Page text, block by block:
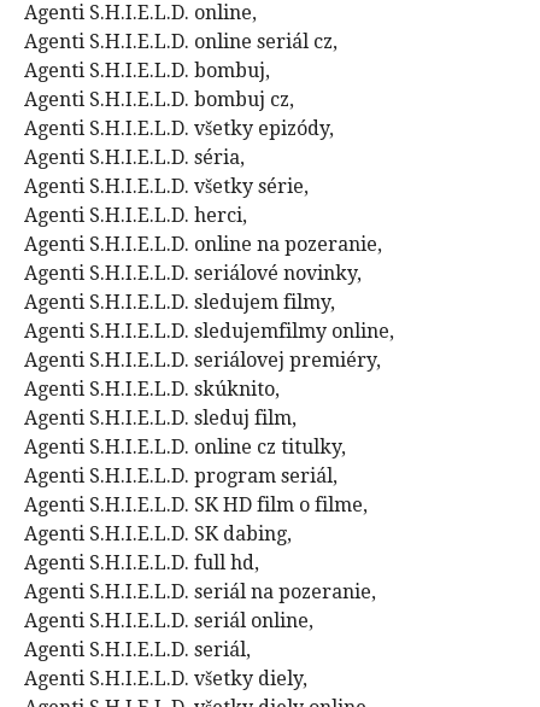
Agenti S.H.I.E.L.D. online,
Agenti S.H.I.E.L.D. online seriál cz,
Agenti S.H.I.E.L.D. bombuj,
Agenti S.H.I.E.L.D. bombuj cz,
Agenti S.H.I.E.L.D. všetky epizódy,
Agenti S.H.I.E.L.D. séria,
Agenti S.H.I.E.L.D. všetky série,
Agenti S.H.I.E.L.D. herci,
Agenti S.H.I.E.L.D. online na pozeranie,
Agenti S.H.I.E.L.D. seriálové novinky,
Agenti S.H.I.E.L.D. sledujem filmy,
Agenti S.H.I.E.L.D. sledujemfilmy online,
Agenti S.H.I.E.L.D. seriálovej premiéry,
Agenti S.H.I.E.L.D. skúknito,
Agenti S.H.I.E.L.D. sleduj film,
Agenti S.H.I.E.L.D. online cz titulky,
Agenti S.H.I.E.L.D. program seriál,
Agenti S.H.I.E.L.D. SK HD film o filme,
Agenti S.H.I.E.L.D. SK dabing,
Agenti S.H.I.E.L.D. full hd,
Agenti S.H.I.E.L.D. seriál na pozeranie,
Agenti S.H.I.E.L.D. seriál online,
Agenti S.H.I.E.L.D. seriál,
Agenti S.H.I.E.L.D. všetky diely,